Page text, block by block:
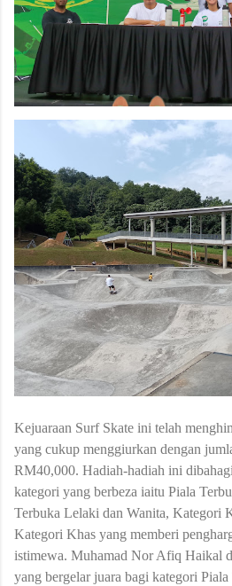
Kejuaraan Surf Skate ini telah
yang cukup menggiurkan dengan
RM40,000. Hadiah-hadiah ini
kategori yang berbeza iaitu Piala
Terbuka Lelaki dan Wanita, Kategori
Kategori Khas yang memberi
istimewa. Muhamad Nor Afiq Haikal
yang bergelar juara bagi kategori